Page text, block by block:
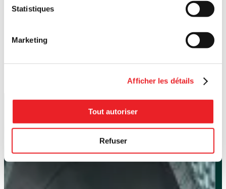
Statistiques
Marketing
Afficher les détails
Tout autoriser
Refuser